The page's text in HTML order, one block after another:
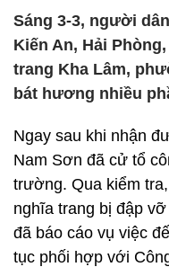
Sáng 3-3, người
Kiến An, Hải
trang Kha Lâm,
bát hương nhiều
Ngay sau khi nhận
Nam Sơn đã cử tổ
trường. Qua kiểm
nghĩa trang bị đập
đã báo cáo vụ việc
tục phối hợp với